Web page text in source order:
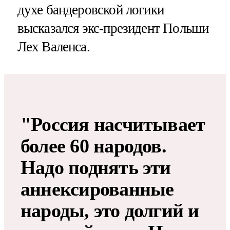
духе бандеровской логики
высказался экс-президент Польши
Лех Валенса.
"Россия насчитывает
более 60 народов.
Надо поднять эти
аннексированные
народы, это долгий и